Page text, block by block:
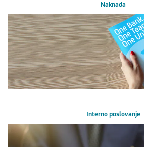
Naknada
Interno poslovanje